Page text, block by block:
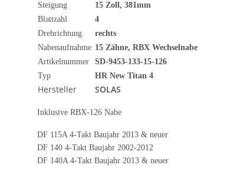
Steigung
15 Zoll, 381mm
Blattzahl
4
Drehrichtung
rechts
Nabenaufnahme 15 Zähne, RBX Wechselnabe
Artikelnummer
SD-9453-133-15-126
Typ
HR New Titan 4
Hersteller SOLAS
Inklusive RBX-126 Nabe
DF 115A 4-Takt Baujahr 2013 & neuer
DF 140 4-Takt Baujahr 2002-2012
DF 140A 4-Takt Baujahr 2013 & neuer